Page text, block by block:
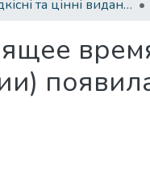
9. Рідкісні та цінні видання